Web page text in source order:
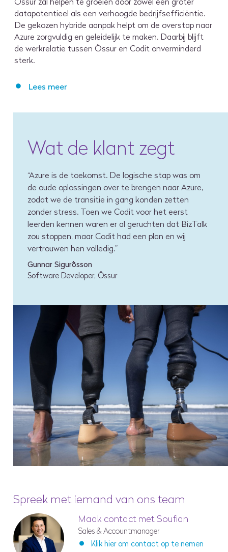
datapotentieel als een verhoogde bedrijfsefficiëntie.
De gekozen hybride aanpak helpt om de overstap naar
Azure zorgvuldig en geleidelijk te maken. Daarbij blijft
de werkrelatie tussen Össur en Codit onverminderd
sterk.
Lees meer
Wat de klant zegt
“Azure is de toekomst. De logische stap was om
de oude oplossingen over te brengen naar Azure,
zodat we de transitie in gang konden zetten
zonder stress. Toen we Codit voor het eerst
leerden kennen waren er al geruchten dat BizTalk
zou stoppen, maar Codit had een plan en wij
vertrouwen hen volledig.”
Gunnar Sigurðsson
Software Developer, Össur
Spreek met iemand van ons team
Maak contact met Soufian
Sales & Accountmanager
Klik hier om contact op te nemen